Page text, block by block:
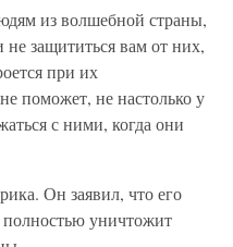
из волшебной страны,
защититься вам от них,
при их
поможет, не настолько у
с ними, когда они
Он заявил, что его
полностью уничтожит